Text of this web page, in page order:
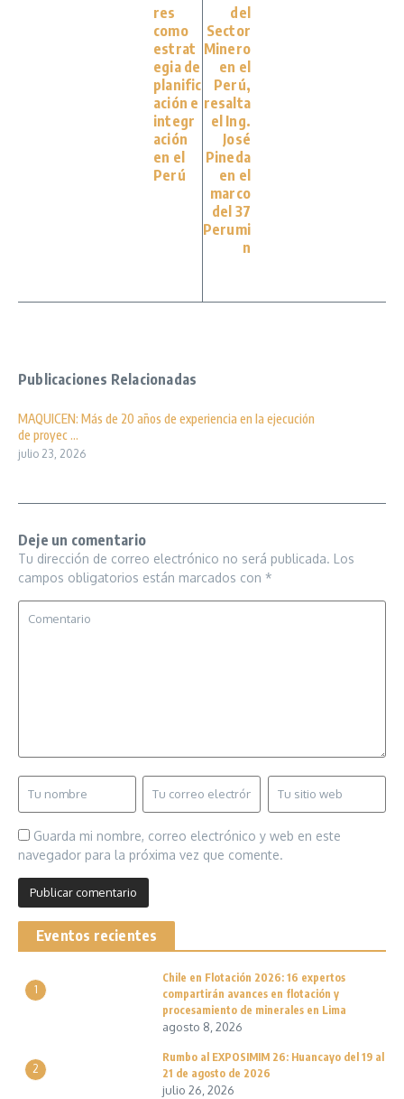
res
como
estrat
egia de
planific
ación e
integr
ación
en el
Perú
del
Sector
Minero
en el
Perú,
resalta
el Ing.
José
Pineda
en el
marco
del 37
Perumi
n
Publicaciones Relacionadas
MAQUICEN: Más de 20 años de experiencia en la ejecución
de proyec ...
julio 23, 2026
Deje un comentario
Tu dirección de correo electrónico no será publicada. Los
campos obligatorios están marcados con *
Guarda mi nombre, correo electrónico y web en este
navegador para la próxima vez que comente.
Eventos recientes
1
Chile en Flotación 2026: 16 expertos
compartirán avances en flotación y
procesamiento de minerales en Lima
agosto 8, 2026
2
Rumbo al EXPOSIMIM 26: Huancayo del 19 al
21 de agosto de 2026
julio 26, 2026